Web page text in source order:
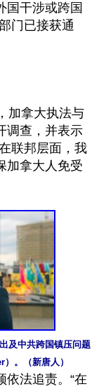
国干涉或跨国
门已接获通
加拿大执法与
调查，并表示
联邦层面，我
加拿大人免受
及中共跨国镇压问题
。（新唐人）
依法追责。“在